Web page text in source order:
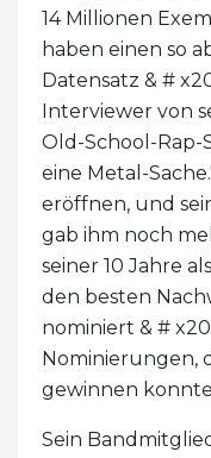
14 Millionen
haben einen so
Datensatz & #
Interviewer von
Old-School-Rap-
eine Metal-
eröffnen, und
gab ihm noch
seiner 10 Jahre
den besten
nominiert & #
Nominierungen,
gewinnen
Sein